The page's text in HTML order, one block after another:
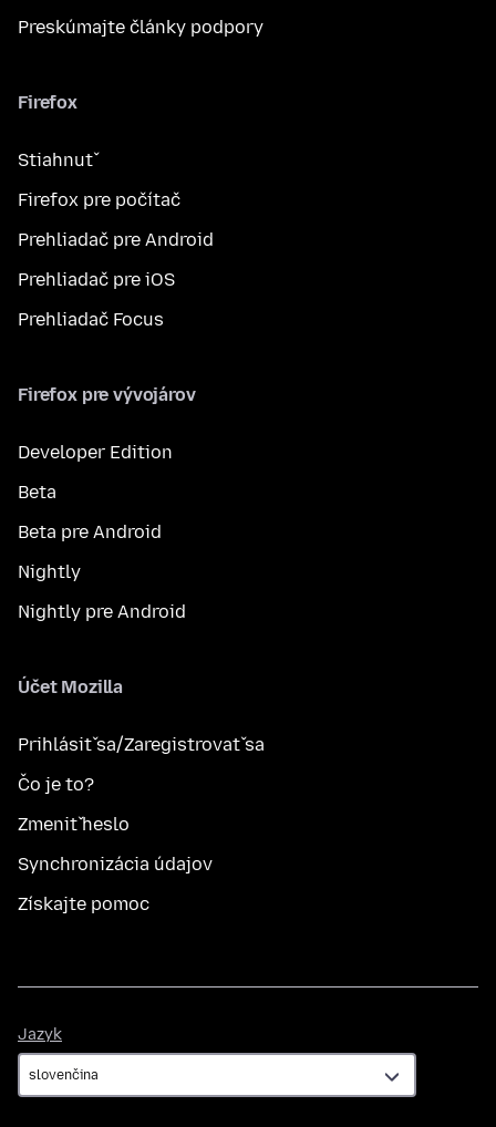
Preskúmajte články podpory
Firefox
Stiahnuť
Firefox pre počítač
Prehliadač pre Android
Prehliadač pre iOS
Prehliadač Focus
Firefox pre vývojárov
Developer Edition
Beta
Beta pre Android
Nightly
Nightly pre Android
Účet Mozilla
Prihlásiť sa/Zaregistrovať sa
Čo je to?
Zmeniť heslo
Synchronizácia údajov
Získajte pomoc
Jazyk